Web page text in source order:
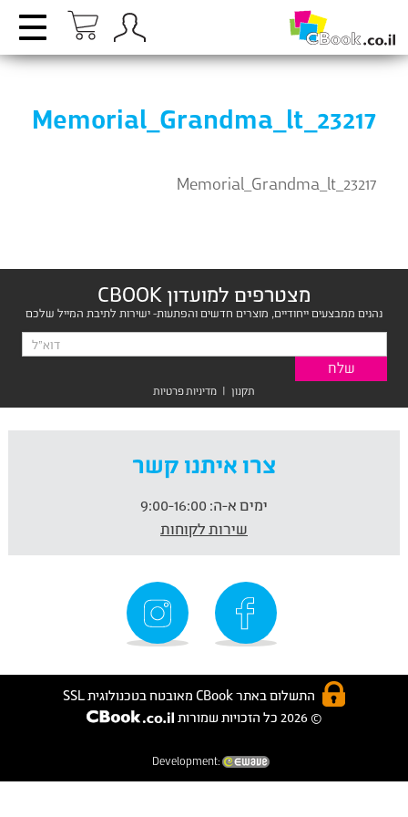
Memorial_Grandma_lt_23217
Memorial_Grandma_lt_23217
מצטרפים למועדון CBOOK
נהנים ממבצעים ייחודיים, מוצרים חדשים והפתעות- ישירות לתיבת המייל שלכם
תקנון | מדיניות פרטיות
צרו איתנו קשר
ימים א-ה:
שירות לקוחות
התשלום באתר CBook מאובטח בטכנולוגית SSL
© 2026 כל הזכויות שמורות
Development: